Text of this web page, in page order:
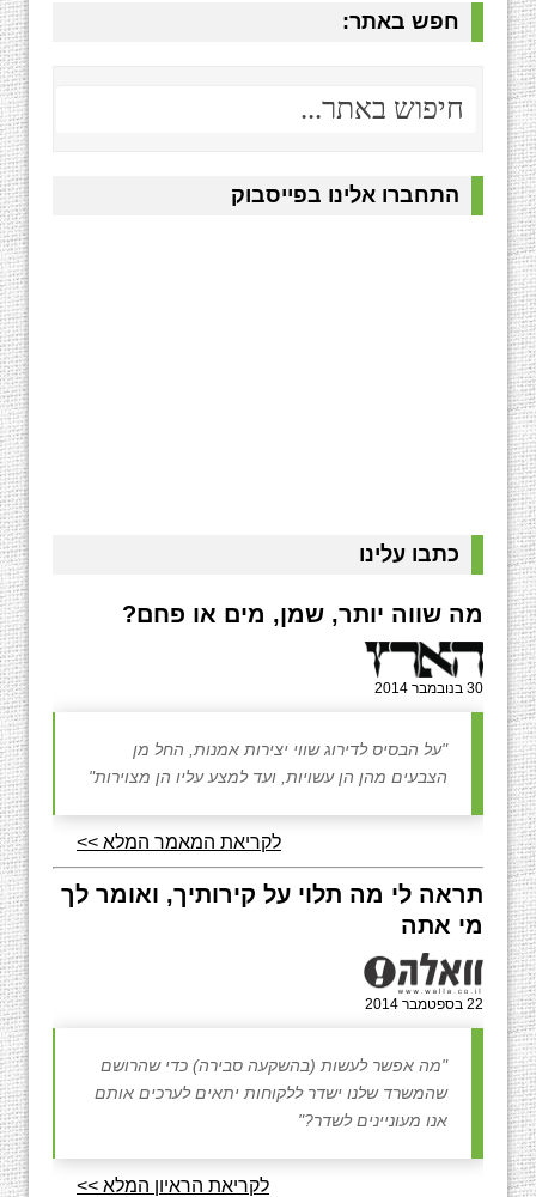
חפש באתר:
התחברו אלינו בפייסבוק
כתבו עלינו
מה שווה יותר, שמן, מים או פחם?
30 בנובמבר 2014
"על הבסיס לדירוג שווי יצירות אמנות, החל מן
הצבעים מהן הן עשויות, ועד למצע עליו הן מצוירות"
לקריאת המאמר המלא >>
תראה לי מה תלוי על קירותיך, ואומר לך
מי אתה
22 בספטמבר 2014
"מה אפשר לעשות (בהשקעה סבירה) כדי שהרושם
שהמשרד שלנו ישדר ללקוחות יתאים לערכים אותם
אנו מעוניינים לשדר?"
לקריאת הראיון המלא >>